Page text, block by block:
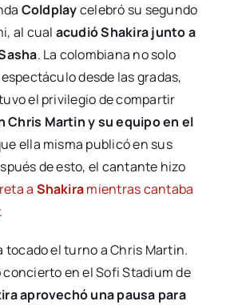
Coldplaycelebró su segundo
al cual acudió Shakira junto a
. La colombiana no solo
desde las gradas,
el privilegio de compartir
Chris Martin y su equipo en el
ella misma publicó en sus
de esto, el cantante hizo
a Shakiramientras cantaba
.
tocado el turno a Chris Martin.
en el Sofi Stadium de
aprovechó una pausa para